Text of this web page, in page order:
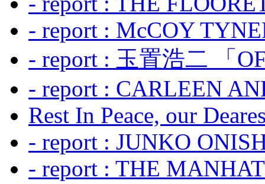
- report : McCOY
- report : 玉置浩二 「
- report : CARLEEN
Rest In Peace, our
- report : JUNKO
- report : THE